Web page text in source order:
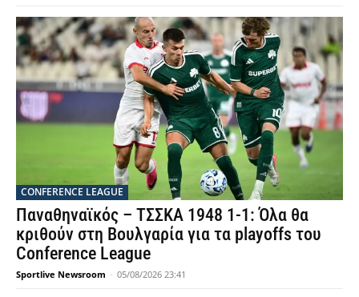
CONFERENCE LEAGUE
Παναθηναϊκός – ΤΣΣΚΑ 1948 1-1: Όλα θα
κριθούν στη Βουλγαρία για τα playoffs του
Conference League
Sportlive Newsroom - 05/08/2026 23:41